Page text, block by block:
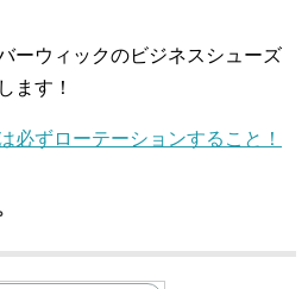
ーウィックのビジネスシューズ
ます！
必ずローテーションすること！